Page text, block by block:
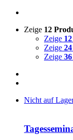
Zeige 12
Zeige
Zeige
Zeige
Nicht auf